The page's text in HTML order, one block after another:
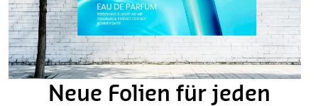
Neue Folien für jeden